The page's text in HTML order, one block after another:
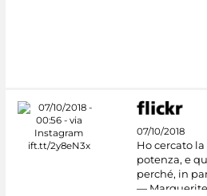
07/10/2018
Ho cercato
potenza, e
perché, in
—